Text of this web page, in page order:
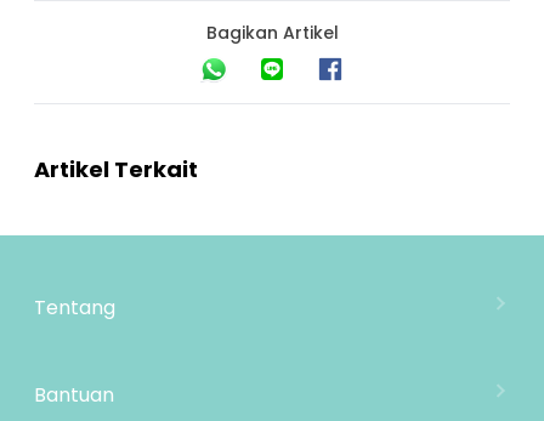
Bagikan Artikel
Artikel Terkait
Tentang
Lokasi Toko
Bantuan